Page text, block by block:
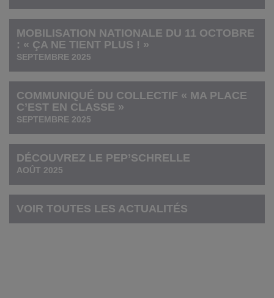
MOBILISATION NATIONALE DU 11 OCTOBRE
: « ÇA NE TIENT PLUS ! »
SEPTEMBRE 2025
COMMUNIQUÉ DU COLLECTIF « MA PLACE
C’EST EN CLASSE »
SEPTEMBRE 2025
DÉCOUVREZ LE PEP’SCHRELLE
AOÛT 2025
VOIR TOUTES LES ACTUALITÉS